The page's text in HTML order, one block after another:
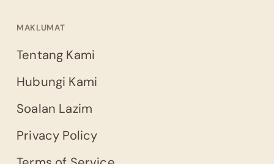
MAKLUMAT
Tentang Kami
Hubungi Kami
Soalan Lazim
Privacy Policy